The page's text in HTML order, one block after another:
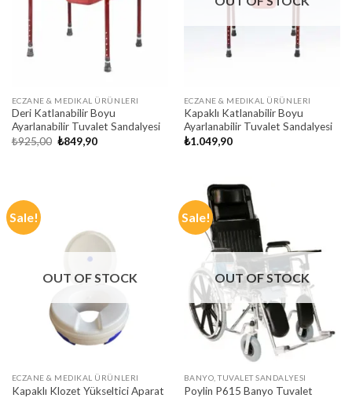
ECZANE & MEDIKAL ÜRÜNLERI
Deri Katlanabilir Boyu
Ayarlanabilir Tuvalet Sandalyesi
₺925,00 Original
₺849,90Current
ECZANE & MEDIKAL ÜRÜNLERI
Kapaklı Katlanabilir Boyu
Ayarlanabilir Tuvalet Sandalyesi
₺1.049,90
Sale!
OUT OF STOCK
ECZANE & MEDIKAL ÜRÜNLERI
Kapaklı Klozet Yükseltici Aparat
Sale!
OUT OF STOCK
BANYO, TUVALET SANDALYESI
Poylin P615 Banyo Tuvalet